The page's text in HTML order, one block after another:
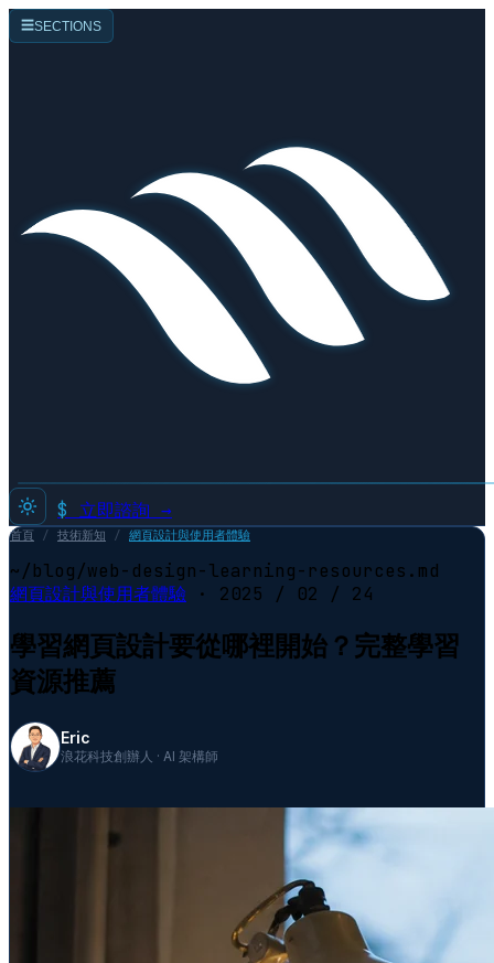
☰SECTIONS
$ 立即諮詢 →
首頁 / 技術新知 / 網頁設計與使用者體驗
~/blog/web-design-learning-resources.md
網頁設計與使用者體驗 · 2025 / 02 / 24
學習網頁設計要從哪裡開始？完整學習
資源推薦
Eric
浪花科技創辦人 · AI 架構師